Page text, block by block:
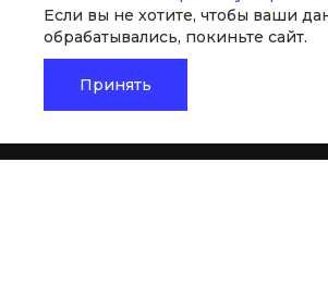
Поисковое
Продвижение в
Если вы не хотите, чтобы ваши
обрабатывались, покиньте сайт.
Принять